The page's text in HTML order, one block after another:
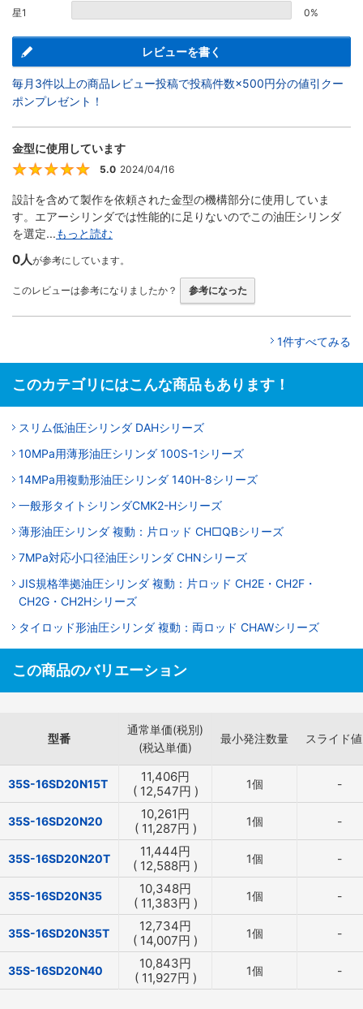
星1 0%
レビューを書く
毎月3件以上の商品レビュー投稿で投稿件数×500円分の値引クー
ポンプレゼント！
金型に使用しています
5
5.0 2024/04/16
設計を含めて製作を依頼された金型の機構部分に使用していま
す。エアーシリンダでは性能的に足りないのでこの油圧シリンダ
を選定...もっと読む
0人が参考にしています。
このレビューは参考になりましたか？ 参考になった
1件すべてみる
このカテゴリにはこんな商品もあります！
スリム低油圧シリンダ DAHシリーズ
10MPa用薄形油圧シリンダ 100S-1シリーズ
14MPa用複動形油圧シリンダ 140H-8シリーズ
一般形タイトシリンダCMK2-Hシリーズ
薄形油圧シリンダ 複動：片ロッド CH□QBシリーズ
7MPa対応小口径油圧シリンダ CHNシリーズ
JIS規格準拠油圧シリンダ 複動：片ロッド CH2E・CH2F・
CH2G・CH2Hシリーズ
タイロッド形油圧シリンダ 複動：両ロッド CHAWシリーズ
この商品のバリエーション
型番
通常単価(税別)
(税込単価)
最小発注数量 スライド
35S-16SD20N15T 11,406円
( 12,547円 ) 1個 -
35S-16SD20N20 10,261円
( 11,287円 ) 1個 -
35S-16SD20N20T 11,444円
( 12,588円 ) 1個 -
35S-16SD20N35 10,348円
( 11,383円 ) 1個 -
35S-16SD20N35T 12,734円
( 14,007円 ) 1個 -
35S-16SD20N40 10,843円
( 11,927円 ) 1個 -